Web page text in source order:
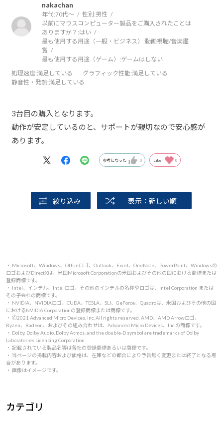
nakachan
年代:70代～ 性別:男性
以前にマウスコンピューター製品をご購入されたことは
ありますか？:はい
最も使用する用途（一般・ビジネス）:動画視聴/音楽鑑
賞
最も使用する用途（ゲーム）:ゲームはしない
処理速度:満足している グラフィック性能:満足している
静音性・発熱:満足している
3台目の購入となります。
動作が安定しているのと、サポートが親切なので安心感が
あります。
参考になった 0 Like! 0
絞り込み 表示：新しい順
・ Microsoft、Windows、Officeロゴ、Outlook、Excel、OneNote、PowerPoint、Windowsの
ロゴおよびDirectXは、米国Microsoft Corporationの米国およびその他の国における商標または
登録商標です。
・ Intel、インテル、Intel ロゴ、その他のインテルの名称やロゴは、Intel Corporation または
その子会社の商標です。
・ NVIDIA、NVIDIAロゴ、CUDA、TESLA、SLI、GeForce、Quadroは、米国およびその他の国
におけるNVIDIA Corporationの登録商標または商標です。
・ 🄫2021 Advanced Micro Devices, Inc. All rights reserved. AMD、AMD Arrowロゴ、
Ryzen、Radeon、およびその組み合わせは、Advanced Micro Devices、Inc.の商標です。
・ Dolby, Dolby Audio, Dolby Atmos, and the double-D symbol are trademarks of Dolby
Laboratories Licensing Corporation.
・ 記載されている製品名等は各社の登録商標あるいは商標です。
・ 当ページの掲載内容および価格は、在庫などの都合により予告無く変更または終了となる場
合があります。
・ 画像はイメージです。
カテゴリ